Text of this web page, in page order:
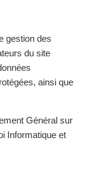
gestion des
du site
ainsi que
Général sur
Informatique et